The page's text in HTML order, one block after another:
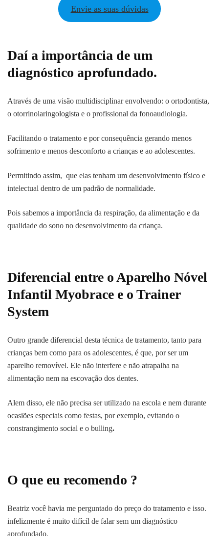
Envie as suas dúvidas
Daí a importância de um
diagnóstico aprofundado.
Através de uma visão multidisciplinar envolvendo: o ortodontista,
o otorrinolaringologista e o profissional da fonoaudiologia.
Facilitando o tratamento e por consequência gerando menos
sofrimento e menos desconforto a crianças e ao adolescentes.
Permitindo assim, que elas tenham um desenvolvimento físico e
intelectual dentro de um padrão de normalidade.
Pois sabemos a importância da respiração, da alimentação e da
qualidade do sono no desenvolvimento da criança.
Diferencial entre o Aparelho Nóvel
Infantil Myobrace e o Trainer
System
Outro grande diferencial desta técnica de tratamento, tanto para
crianças bem como para os adolescentes, é que, por ser um
aparelho removível. Ele não interfere e não atrapalha na
alimentação nem na escovação dos dentes.
Alem disso, ele não precisa ser utilizado na escola e nem durante
ocasiões especiais como festas, por exemplo, evitando o
constrangimento social e o bulling.
O que eu recomendo ?
Beatriz você havia me perguntado do preço do tratamento e isso.
infelizmente é muito difícíl de falar sem um diagnóstico
aprofundado.